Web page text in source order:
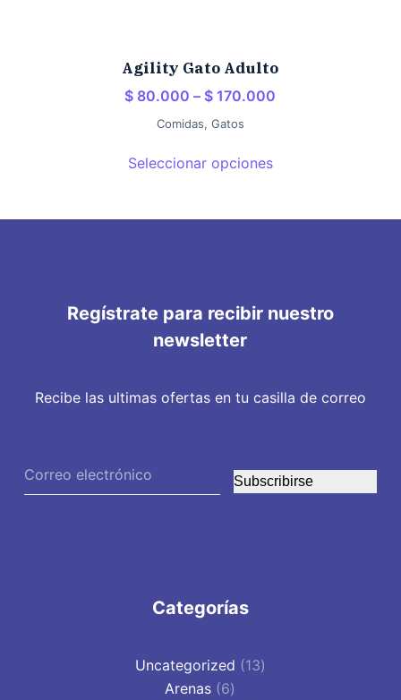
Agility Gato Adulto
$ 80.000 – $ 170.000
Comidas, Gatos
Seleccionar opciones
Regístrate para recibir nuestro
newsletter
Recibe las ultimas ofertas en tu casilla de correo
Subscribirse
Categorías
Uncategorized 1313
Arenas 66